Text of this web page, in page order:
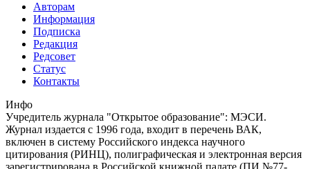
Авторам
Информация
Подписка
Редакция
Редсовет
Статус
Контакты
Инфо
Учредитель журнала "Открытое образование": МЭСИ.
Журнал издается с 1996 года, входит в перечень ВАК,
включен в систему Российского индекса научного
цитирования (РИНЦ), полиграфическая и электронная версия